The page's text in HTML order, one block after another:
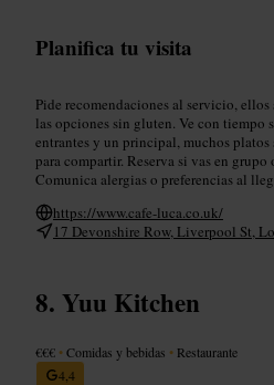
Planifica tu visita
Pide recomendaciones al servicio,
las opciones sin gluten. Ve con tiempo
entrantes y un principal, muchos
para compartir. Reserva si vas en
Comunica alergias o preferencias al
https://www.cafe-luca.co.uk/
17 Devonshire Row, Liverpool St,
Yuu Kitchen
€€€ •Comidas y bebidas • Restaurante
4,4